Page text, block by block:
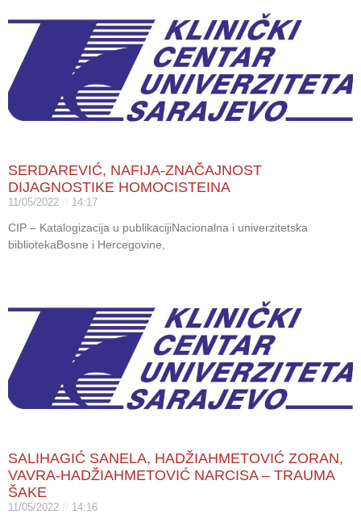
SERDAREVIĆ, NAFIJA-ZNAČAJNOST
DIJAGNOSTIKE HOMOCISTEINA
11/05/2022 14:17
CIP – Katalogizacija u publikacijiNacionalna i univerzitetska
bibliotekaBosne i Hercegovine,
SALIHAGIĆ SANELA, HADŽIAHMETOVIĆ ZORAN,
VAVRA-HADŽIAHMETOVIĆ NARCISA – TRAUMA
ŠAKE
11/05/2022 14:16